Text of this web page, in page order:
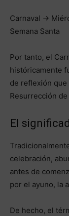
Carnaval →
Semana Santa
Por tanto, el
históricamente
de reflexión
Resurrección
El
celebración,
antes de
por el ayuno, la
De hecho, el